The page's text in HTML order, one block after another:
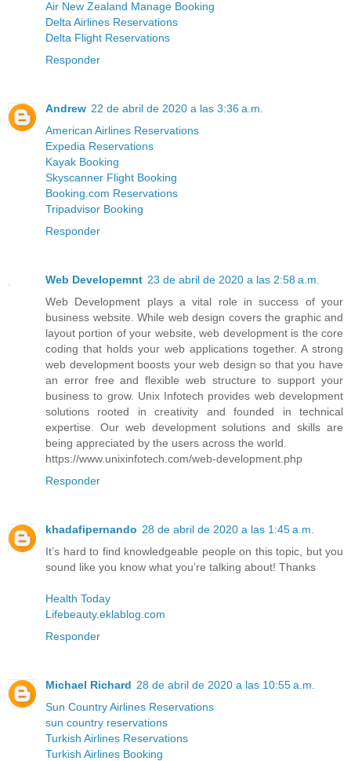
Air New Zealand Manage Booking
Delta Airlines Reservations
Delta Flight Reservations
Responder
Andrew 22 de abril de 2020 a las 3:36 a.m.
American Airlines Reservations
Expedia Reservations
Kayak Booking
Skyscanner Flight Booking
Booking.com Reservations
Tripadvisor Booking
Responder
Web Developemnt 23 de abril de 2020 a las 2:58 a.m.
Web Development plays a vital role in success of your
business website. While web design covers the graphic and
layout portion of your website, web development is the core
coding that holds your web applications together. A strong
web development boosts your web design so that you have
an error free and flexible web structure to support your
business to grow. Unix Infotech provides web development
solutions rooted in creativity and founded in technical
expertise. Our web development solutions and skills are
being appreciated by the users across the world.
https://www.unixinfotech.com/web-development.php
Responder
khadafipernando 28 de abril de 2020 a las 1:45 a.m.
It’s hard to find knowledgeable people on this topic, but you
sound like you know what you’re talking about! Thanks
Health Today
Lifebeauty.eklablog.com
Responder
Michael Richard 28 de abril de 2020 a las 10:55 a.m.
Sun Country Airlines Reservations
sun country reservations
Turkish Airlines Reservations
Turkish Airlines Booking